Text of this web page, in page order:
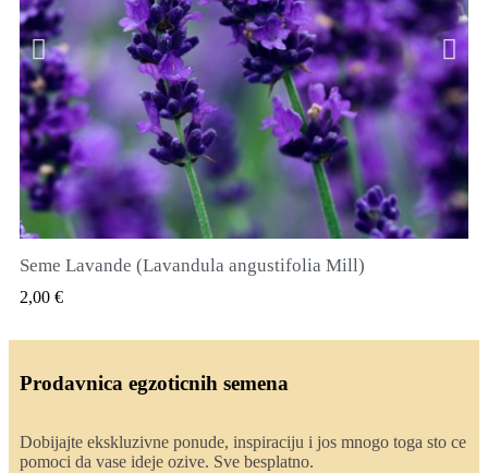
QUICK VIEW
Seme Lavande (Lavandula angustifolia Mill)
2,00 €
Prodavnica egzoticnih semena
Dobijajte ekskluzivne ponude, inspiraciju i jos mnogo toga sto ce
pomoci da vase ideje ozive. Sve besplatno.